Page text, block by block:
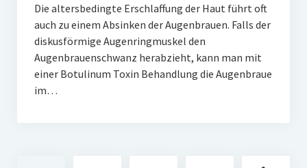
Die altersbedingte Erschlaffung der Haut führt oft
auch zu einem Absinken der Augenbrauen. Falls der
diskusförmige Augenringmuskel den
Augenbrauenschwanz herabzieht, kann man mit
einer Botulinum Toxin Behandlung die Augenbraue
im…